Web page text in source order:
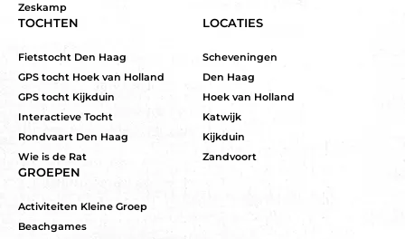
Zeskamp
TOCHTEN
Fietstocht Den Haag
GPS tocht Hoek van Holland
GPS tocht Kijkduin
Interactieve Tocht
Rondvaart Den Haag
Wie is de Rat
LOCATIES
Scheveningen
Den Haag
Hoek van Holland
Katwijk
Kijkduin
Zandvoort
GROEPEN
Activiteiten Kleine Groep
Beachgames